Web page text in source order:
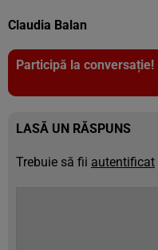
Claudia Balan
Participă la conversație!
LASĂ UN RĂSPUNS
Trebuie să fii autentificat